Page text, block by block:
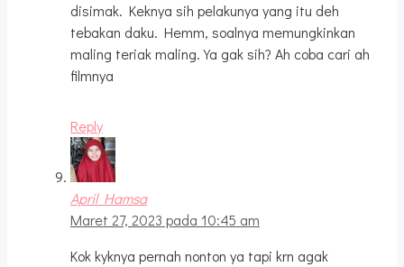
disimak. Keknya sih pelakunya yang itu deh
tebakan daku. Hemm, soalnya memungkinkan
maling teriak maling. Ya gak sih? Ah coba cari ah
filmnya
Reply
April Hamsa
Maret 27, 2023 pada 10:45 am
Kok kyknya pernah nonton ya tapi krn agak